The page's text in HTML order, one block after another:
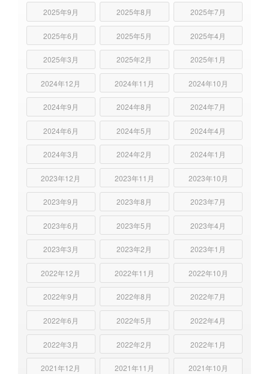
2025年9月 2025年8月 2025年7月
2025年6月 2025年5月 2025年4月
2025年3月 2025年2月 2025年1月
2024年12月 2024年11月 2024年10月
2024年9月 2024年8月 2024年7月
2024年6月 2024年5月 2024年4月
2024年3月 2024年2月 2024年1月
2023年12月 2023年11月 2023年10月
2023年9月 2023年8月 2023年7月
2023年6月 2023年5月 2023年4月
2023年3月 2023年2月 2023年1月
2022年12月 2022年11月 2022年10月
2022年9月 2022年8月 2022年7月
2022年6月 2022年5月 2022年4月
2022年3月 2022年2月 2022年1月
2021年12月 2021年11月 2021年10月